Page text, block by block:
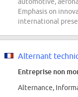
Emphasis on
international
Alternant
Entreprise non
Alternance,